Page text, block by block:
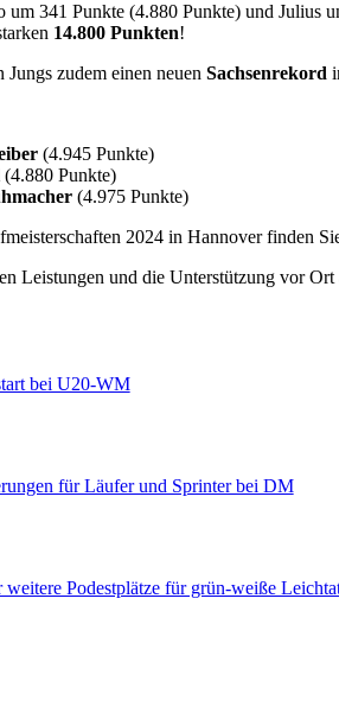
341 Punkte (4.880 Punkte) und Julius
14.800 Punkten!
Jungs zudem einen neuenSachsenrekord
(4.945 Punkte)
(4.880 Punkte)
(4.975 Punkte)
2024 in Hannover finden
Leistungen und die Unterstützung vor
bei U20-WM
für Läufer und Sprinter bei DM
Podestplätze für grün-weiße